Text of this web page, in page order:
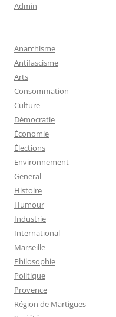
Admin
Anarchisme
Antifascisme
Arts
Consommation
Culture
Démocratie
Économie
Élections
Environnement
General
Histoire
Humour
Industrie
International
Marseille
Philosophie
Politique
Provence
Région de Martigues